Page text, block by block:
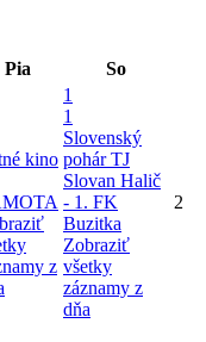
Pia So
kino
z
1
1
Slovenský
pohár TJ
Slovan Halič
- 1. FK
Buzitka
Zobraziť
všetky
záznamy z
dňa
2